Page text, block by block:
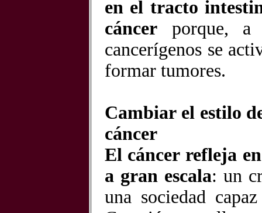
en el tracto
cáncer
porque,
cancerígenos se
formar tumores.
Cambiar el estilo
cáncer
El cáncer refleja
a gran escala: un
una sociedad